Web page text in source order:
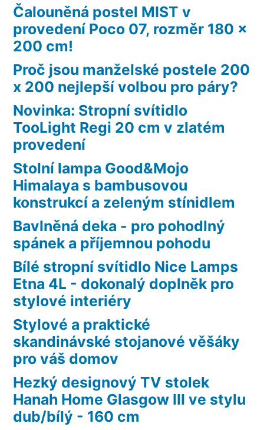
Čalouněná postel MIST v
provedení Poco 07, rozměr 180 x
200 cm!
Proč jsou manželské postele 200
x 200 nejlepší volbou pro páry?
Novinka: Stropní svítidlo
TooLight Regi 20 cm v zlatém
provedení
Stolní lampa Good&Mojo
Himalaya s bambusovou
konstrukcí a zeleným stínidlem
Bavlněná deka - pro pohodlný
spánek a příjemnou pohodu
Bílé stropní svítidlo Nice Lamps
Etna 4L - dokonalý doplněk pro
stylové interiéry
Stylové a praktické
skandinávské stojanové věšáky
pro váš domov
Hezký designový TV stolek
Hanah Home Glasgow III ve stylu
dub/bílý - 160 cm